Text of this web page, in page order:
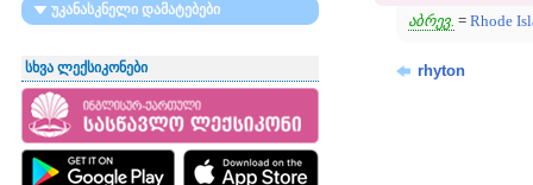
უკანასკნელი დამატებები
სხვა ლექსიკონები
აბრევ. = Rhode
rhyton